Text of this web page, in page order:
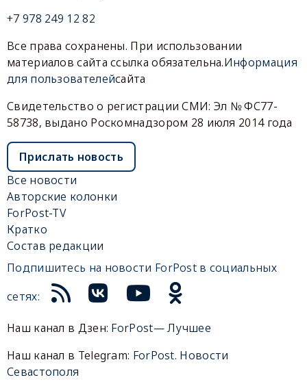
+7 978 249 12 82
Все права сохранены. При использовании
материалов сайта ссылка обязательна.Информация
для пользователейсайта
Свидетельство о регистрации СМИ: Эл № ФС77-
58738, выдано Роскомнадзором 28 июля 2014 года
Прислать новость
Все новости
Авторские колонки
ForPost-TV
Кратко
Состав редакции
Подпишитесь на новости ForPost в социальных
сетях:
Наш канал в Дзен: ForPost— Лучшее
Наш канал в Telegram: ForPost. Новости
Севастополя